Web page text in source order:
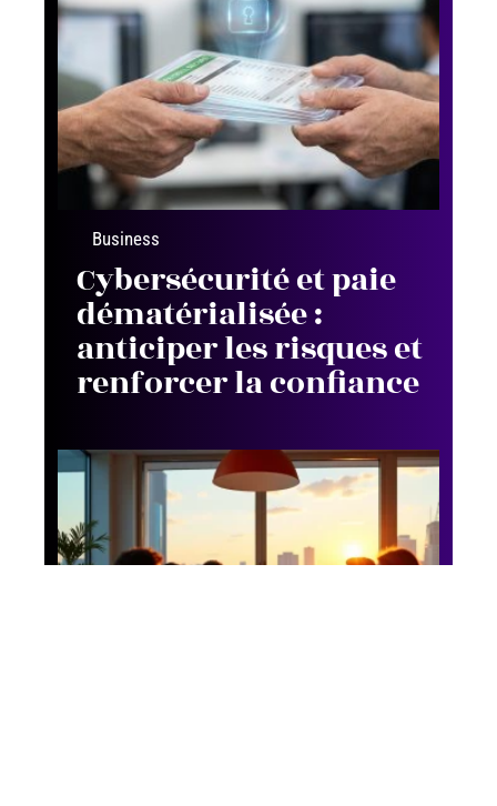
Business
Cybersécurité et paie
dématérialisée :
anticiper les risques et
renforcer la confiance